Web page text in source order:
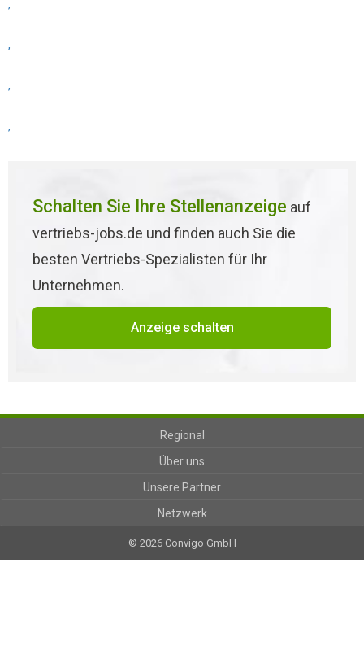
,
,
,
,
Schalten Sie Ihre Stellenanzeige auf
vertriebs-jobs.de und finden auch Sie die
besten Vertriebs-Spezialisten für Ihr
Unternehmen.
Anzeige schalten
Regional
Über uns
Unsere Partner
Netzwerk
© 2026 Convigo GmbH